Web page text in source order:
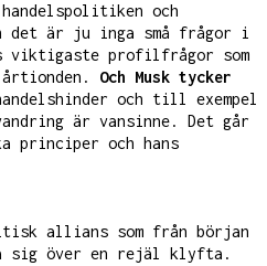
och
det är ju inga små frågor i
viktigaste profilfrågor som
Och Musk tycker
och till exempel
är vansinne. Det går
principer och hans
allians som från början
sig över en rejäl klyfta.